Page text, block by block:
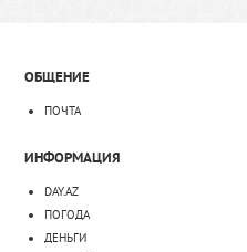
ОБЩЕНИЕ
ПОЧТА
ИНФОРМАЦИЯ
DAY.AZ
ПОГОДА
ДЕНЬГИ